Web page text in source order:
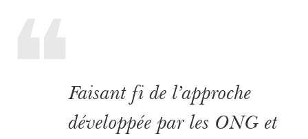
Faisant fi de l’approche
développée par les ONG et